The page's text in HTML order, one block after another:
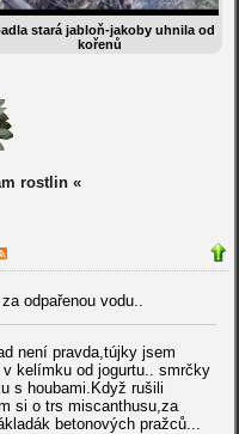
stará jabloň-jakoby uhnila od
kořenů
rostlin «
odpařenou vodu..
není pravda,tújky jsem
kelímku od jogurtu.. smrčky
s houbami.Když rušili
si o trs miscanthusu,za
betonových pražců...